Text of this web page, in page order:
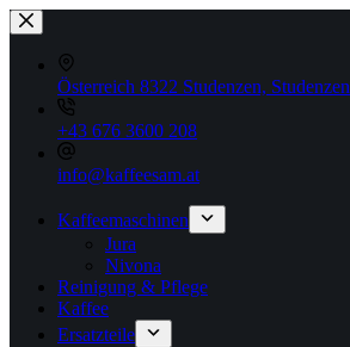
Zum
Inhalt
springen
Österreich 8322 Studenzen,
+43 676 3600 208
info@kaffeesam.at
Kaffeemaschinen
Jura
Nivona
Reinigung & Pflege
Kaffee
Ersatzteile